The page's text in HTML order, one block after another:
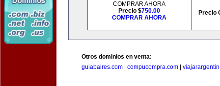
COMPRAR AHORA
Precio $750.00
COMPRAR AHORA
Precio
Otros dominios en venta:
guiabaires.com
compucompra.com